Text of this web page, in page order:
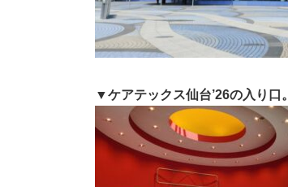
▼ケアテックス仙台’26の入り口